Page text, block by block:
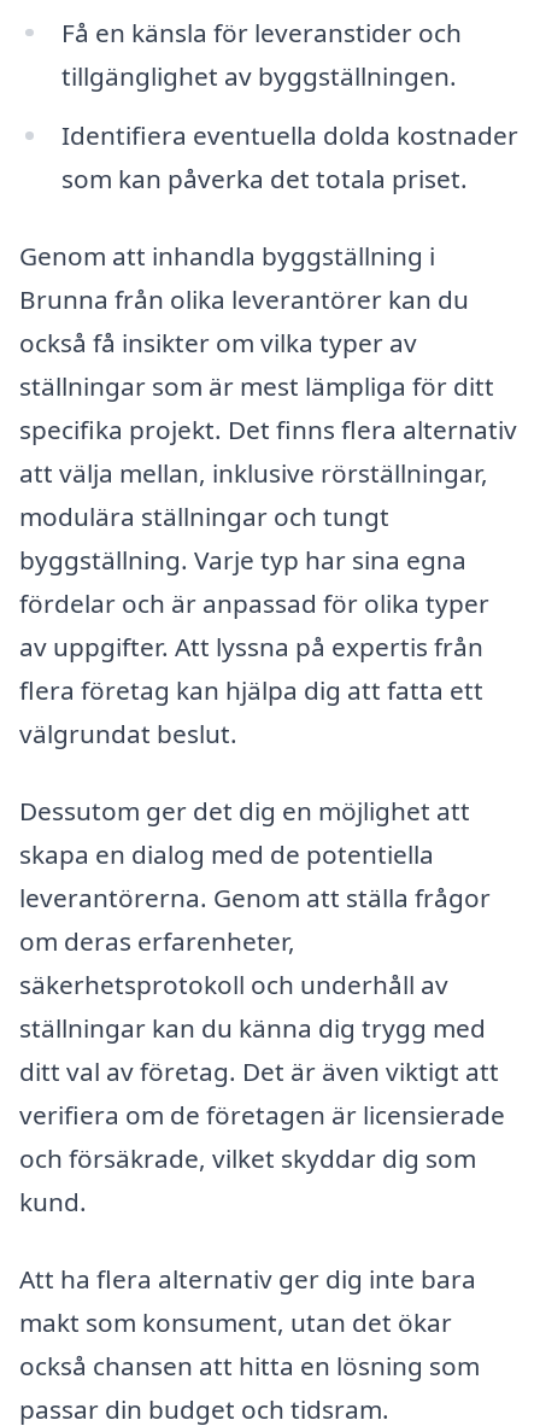
Få en känsla för leveranstider och
tillgänglighet av byggställningen.
Identifiera eventuella dolda kostnader
som kan påverka det totala priset.
Genom att inhandla byggställning i
Brunna från olika leverantörer kan du
också få insikter om vilka typer av
ställningar som är mest lämpliga för ditt
specifika projekt. Det finns flera alternativ
att välja mellan, inklusive rörställningar,
modulära ställningar och tungt
byggställning. Varje typ har sina egna
fördelar och är anpassad för olika typer
av uppgifter. Att lyssna på expertis från
flera företag kan hjälpa dig att fatta ett
välgrundat beslut.
Dessutom ger det dig en möjlighet att
skapa en dialog med de potentiella
leverantörerna. Genom att ställa frågor
om deras erfarenheter,
säkerhetsprotokoll och underhåll av
ställningar kan du känna dig trygg med
ditt val av företag. Det är även viktigt att
verifiera om de företagen är licensierade
och försäkrade, vilket skyddar dig som
kund.
Att ha flera alternativ ger dig inte bara
makt som konsument, utan det ökar
också chansen att hitta en lösning som
passar din budget och tidsram.